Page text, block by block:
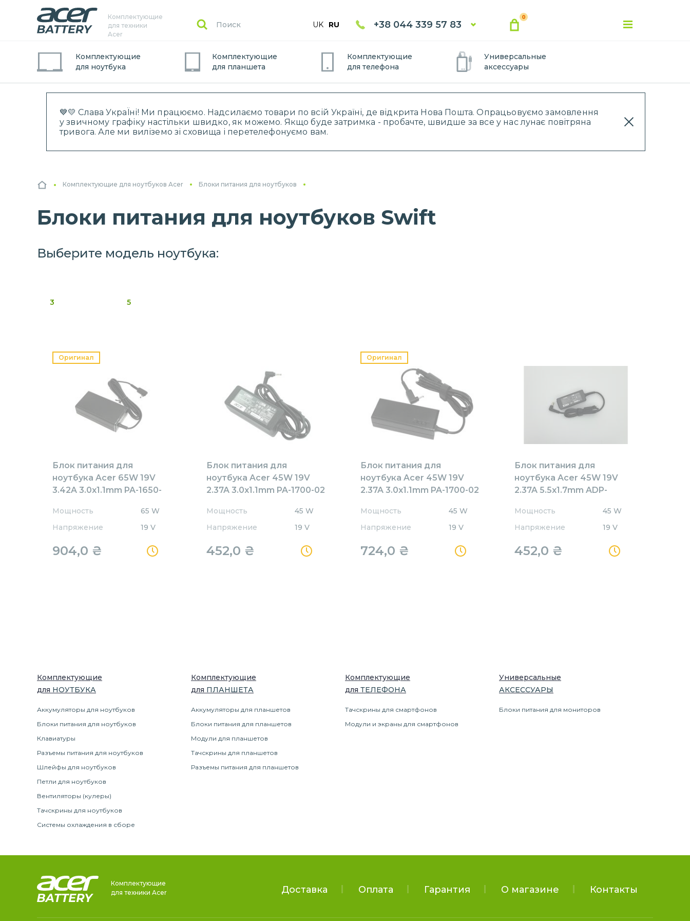
💙💛 Слава УкраЇні! Ми працюємо. Надсилаємо товари по всій Україні, де відкрита Нова Пошта. Опрацьовуємо замовлення
у звичному графіку настільки швидко, як можемо. Якщо буде затримка - пробачте, швидше за все у нас лунає повітряна
тривога. Але ми виліземо зі сховища і перетелефонуємо вам.
Комплектующие
для техники
Acer
UK RU +38 044 339 57 83
0
Комплектующие
для ноутбука
Комплектующие
для планшета
Комплектующие
для телефона
Универсальные
аксессуары
Комплектующие для ноутбуков Acer Блоки питания для ноутбуков
Блоки питания для ноутбуков Swift
Выберите модель ноутбука:
3 5
Оригинал
Блок питания для
ноутбука Acer 65W 19V
3.42A 3.0x1.1mm PA-1650-
Мощность
65 W
Напряжение
19 V
904,0 ₴
Блок питания для
ноутбука Acer 45W 19V
2.37A 3.0x1.1mm PA-1700-02
Мощность
45 W
Напряжение
19 V
452,0 ₴
Оригинал
Блок питания для
ноутбука Acer 45W 19V
2.37A 3.0x1.1mm PA-1700-02
Мощность
45 W
Напряжение
19 V
724,0 ₴
Блок питания для
ноутбука Acer 45W 19V
2.37A 5.5x1.7mm ADP-
Мощность
45 W
Напряжение
19 V
452,0 ₴
Комплектующие
для НОУТБУКА
Аккумуляторы для ноутбуков
Блоки питания для ноутбуков
Клавиатуры
Разъемы питания для ноутбуков
Шлейфы для ноутбуков
Петли для ноутбуков
Вентиляторы (кулеры)
Тачскрины для ноутбуков
Системы охлаждения в сборе
Комплектующие
для ПЛАНШЕТА
Аккумуляторы для планшетов
Блоки питания для планшетов
Модули для планшетов
Тачскрины для планшетов
Разъемы питания для планшетов
Комплектующие
для ТЕЛЕФОНА
Тачскрины для смартфонов
Модули и экраны для смартфонов
Универсальные
АКСЕССУАРЫ
Блоки питания для мониторов
Комплектующие
для техники Acer
Доставка Оплата Гарантия О магазине Контакты